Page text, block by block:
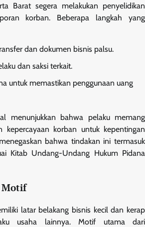
Barat segera melakukan penyelidikan
korban. Beberapa langkah yang
dan dokumen bisnis palsu.
dan saksi terkait.
untuk memastikan penggunaan uang
menunjukkan bahwa pelaku memang
kepercayaan korban untuk kepentingan
bahwa tindakan ini termasuk
Kitab Undang-Undang Hukum Pidana
Motif
latar belakang bisnis kecil dan kerap
usaha lainnya. Motif utama dari